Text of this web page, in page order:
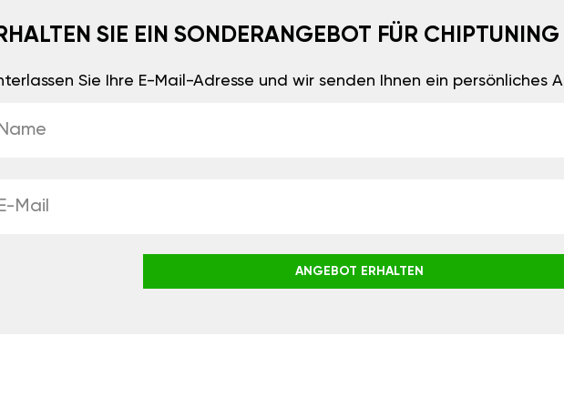
SIE EIN SONDERANGEBOT FÜR CHIPTUNING
Sie Ihre E-Mail-Adresse und wir senden Ihnen ein persönliches
ANGEBOT ERHALTEN